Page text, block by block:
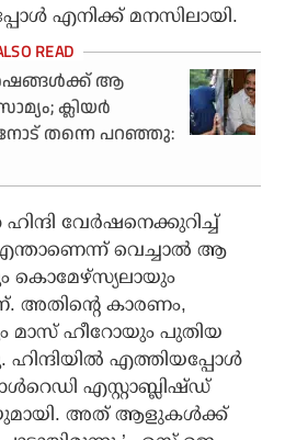
എനിക്ക് മനസിലായി.
ആ
ക്ലിയർ
തന്നെ പറഞ്ഞു:
വേര്‍ഷനെക്കുറിച്ച്
വെച്ചാല്‍ ആ
കൊമേഴ്‌സ്യലായും
അതിന്റെ കാരണം,
മാസ് ഹീറോയും പുതിയ
എത്തിയപ്പോള്‍
എസ്റ്റാബ്ലിഷ്ഡ്
അത് ആളുകള്‍ക്ക്